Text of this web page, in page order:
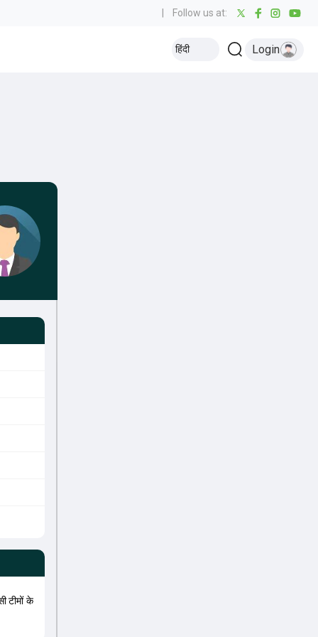
Follow us at:
हिंदी Login
टीमों के